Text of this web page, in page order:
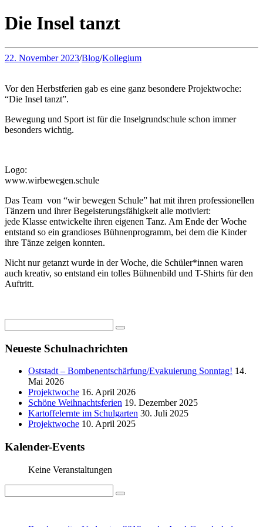
Die Insel tanzt
22. November 2023/Blog/Kollegium
Vor den Herbstferien gab es eine ganz besondere Projektwoche:
“Die Insel tanzt”.
Bewegung und Sport ist für die Inselgrundschule schon immer
besonders wichtig.
Logo:
www.wirbewegen.schule
Das Team von “wir bewegen Schule” hat mit ihren professionellen
Tänzern und ihrer Begeisterungsfähigkeit alle motiviert:
jede Klasse entwickelte ihren eigenen Tanz. Am Ende der Woche
entstand so ein grandioses Bühnenprogramm, bei dem die Kinder
ihre Tänze zeigen konnten.
Nicht nur getanzt wurde in der Woche, die Schüler*innen waren
auch kreativ, so entstand ein tolles Bühnenbild und T-Shirts für den
Auftritt.
Neueste Schulnachrichten
Oststadt – Bombenentschärfung/Evakuierung Sonntag! 14.
Mai 2026
Projektwoche 16. April 2026
Schöne Weihnachtsferien 19. Dezember 2025
Kartoffelernte im Schulgarten 30. Juli 2025
Projektwoche 10. April 2025
Kalender-Events
Keine Veranstaltungen